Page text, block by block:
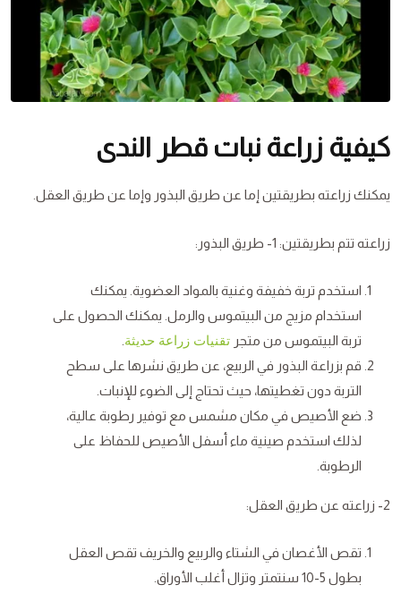
كيفية زراعة نبات قطر الندى
يمكنك زراعته بطريقتين إما عن طريق البذور وإما عن طريق العقل.
زراعته تتم بطريقتين: 1- طريق البذور:
استخدم تربة خفيفة وغنية بالمواد العضوية. يمكنك
استخدام مزيج من البيتموس والرمل. يمكنك الحصول على
تربة البيتموس من متجر تقنيات زراعة حديثة
قم بزراعة البذور في الربيع، عن طريق نشرها على سطح
التربة دون تغطيتها، حيث تحتاج إلى الضوء للإنبات.
ضع الأصيص في مكان مشمس مع توفير رطوبة عالية،
لذلك استخدم صينية ماء أسفل الأصيص للحفاظ على
الرطوبة.
2- زراعته عن طريق العقل:
تقص الأغصان في الشتاء والربيع والخريف تقص العقل
بطول 5-10 سنتمتر وتزال أغلب الأوراق.